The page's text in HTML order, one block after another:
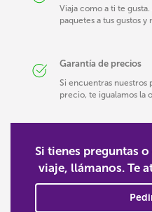
Viaja como a ti te
paquetes a tus gustos y
Garantía de precios
Si encuentras nuestros
precio, te igualamos la
Si tienes preguntas
viaje, llámanos. Te